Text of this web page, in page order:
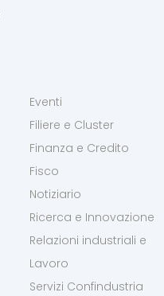
Eventi
Filiere e Cluster
Finanza e Credito
Fisco
Notiziario
Ricerca e Innovazione
Relazioni industriali e
Lavoro
Servizi Confindustria